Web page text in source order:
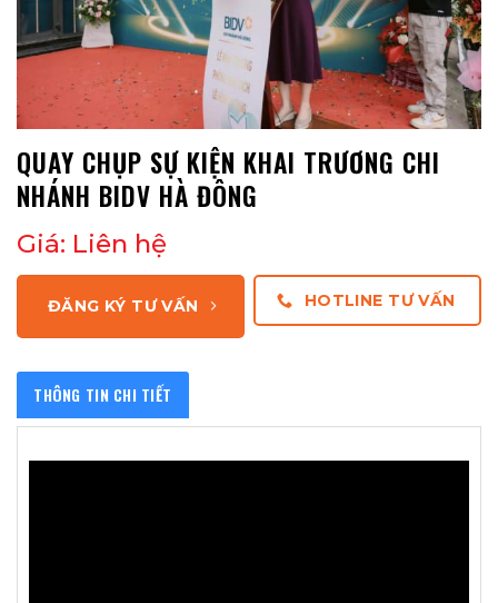
QUAY CHỤP SỰ KIỆN KHAI TRƯƠNG CHI
NHÁNH BIDV HÀ ĐÔNG
Giá: Liên hệ
ĐĂNG KÝ TƯ VẤN HOTLINE TƯ VẤN
THÔNG TIN CHI TIẾT